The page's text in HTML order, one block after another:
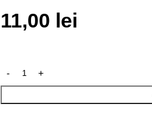
11,00 lei